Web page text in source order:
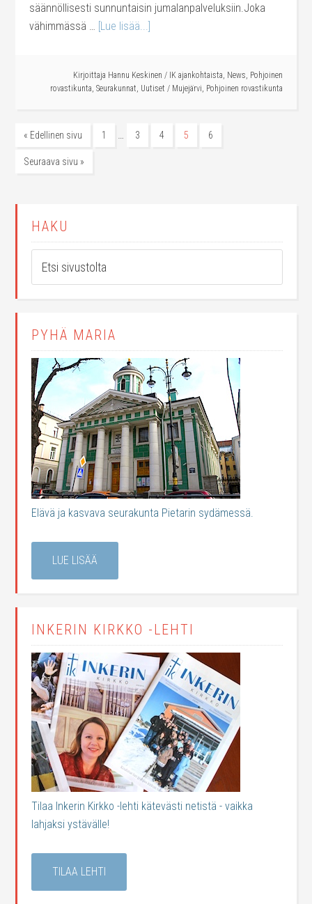
säännöllisesti sunnuntaisin jumalanpalveluksiin.Joka
vähimmässä … [Lue lisää...]
Kirjoittaja Hannu Keskinen / IK ajankohtaista, News, Pohjoinen
rovastikunta, Seurakunnat, Uutiset / Mujejärvi, Pohjoinen rovastikunta
« Edellinen sivu 1 … 3 4 5 6
Seuraava sivu »
HAKU
PYHÄ MARIA
Elävä ja kasvava seurakunta Pietarin sydämessä.
LUE LISÄÄ
INKERIN KIRKKO -LEHTI
Tilaa Inkerin Kirkko -lehti kätevästi netistä - vaikka
lahjaksi ystävälle!
TILAA LEHTI